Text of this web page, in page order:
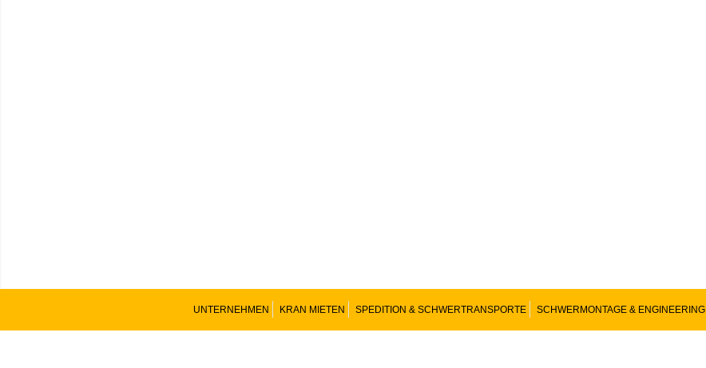
UNTERNEHMEN KRAN MIETEN SPEDITION & SCHWERTRANSPORTE SCHWERMONTAGE & ENGINEERING